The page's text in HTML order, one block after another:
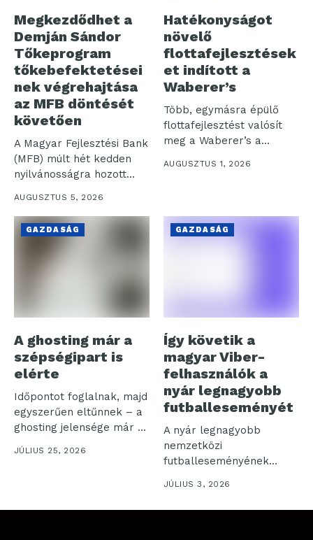
Megkezdődhet a
Demján Sándor
Tőkeprogram
tőkebefektetései
nek végrehajtása
az MFB döntését
követően
A Magyar Fejlesztési Bank
(MFB) múlt hét kedden
nyilvánosságra hozott
értelmében...
AUGUSZTUS 5, 2026
Hatékonyságot
növelő
flottafejlesztések
et indított a
Waberer’s
Több, egymásra épülő
flottafejlesztést valósít
meg a Waberer’s a
AUGUSZTUS 1, 2026
GAZDASÁG
A ghosting már a
szépségipart is
elérte
Időpontot foglalnak, majd
egyszerűen eltűnnek – a
ghosting jelensége már a
szépségszalonok...
JÚLIUS 25, 2026
GAZDASÁG
Így követik a
magyar Viber-
felhasználók a
nyár legnagyobb
futballeseményét
A nyár legnagyobb
nemzetközi
futballeseményének
kapcsán a Rakuten Viber
a hivatalos magyar...
JÚLIUS 3, 2026